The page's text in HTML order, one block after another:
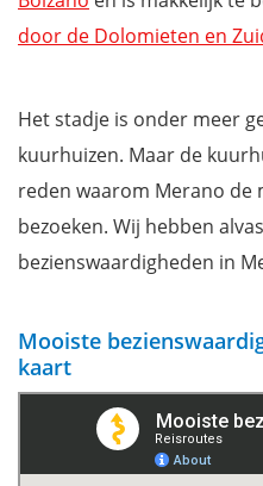
Synagoge en Joods Museum
Kurhaus van Merano
Neem plaats op een van de
Promenade
Tappeinerweg, mooiste
Kasteel Trautmansdorff
Kasteel Rametz
Waar overnachten in Merano/
Filmpje: Sfeerbeelden van
Extra: download je gratis
door de Dolomieten en
Het stadje is onder meer
kuurhuizen. Maar de
reden waarom Merano de
bezoeken. Wij hebben
bezienswaardigheden in
Mooiste
kaart